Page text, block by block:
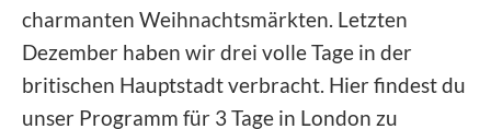
charmanten Weihnachtsmärkten. Letzten
Dezember haben wir drei volle Tage in der
britischen Hauptstadt verbracht. Hier findest du
unser Programm für 3 Tage in London zu